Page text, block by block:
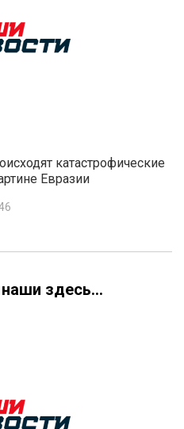
катастрофические
Евразии
здесь…